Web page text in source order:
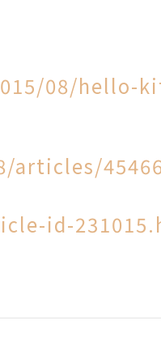
08/hello-
articles/
id-